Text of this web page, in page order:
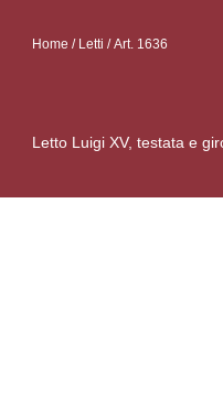
Home / Letti / Art. 1636
Letto Luigi XV, testata e